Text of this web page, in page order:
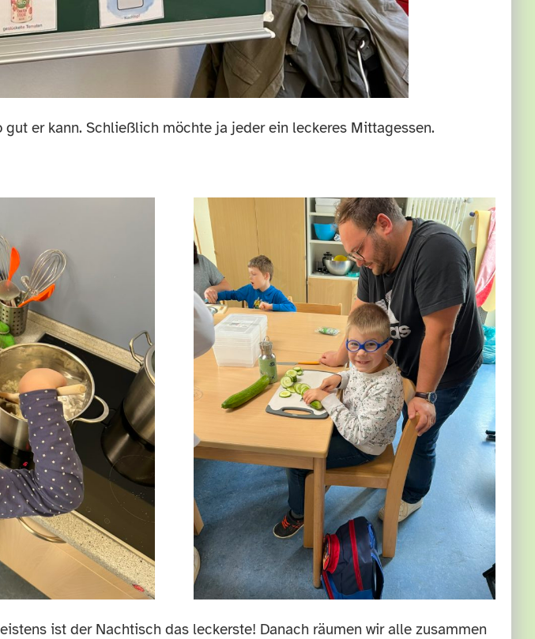
er kann. Schließlich möchte ja jeder ein leckeres Mittagessen.
ist der Nachtisch das leckerste! Danach räumen wir alle zusammen